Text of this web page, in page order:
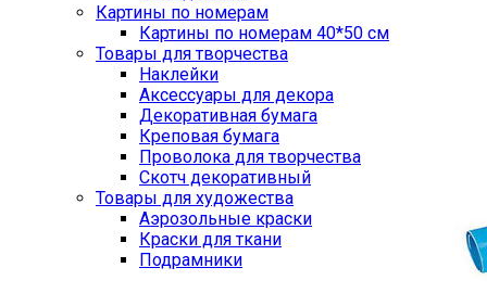
Картины по номерам
Картины по номерам 40*50 см
Товары для творчества
Наклейки
Аксессуары для декора
Декоративная бумага
Креповая бумага
Проволока для творчества
Скотч декоративный
Товары для художества
Аэрозольные краски
Краски для ткани
Подрамники